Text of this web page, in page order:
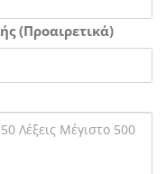
(Προαιρετικά)